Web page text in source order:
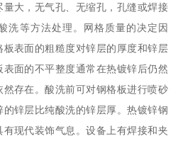
大，无气孔、无缩孔，孔缝或焊接
洗等方法处理。网格质量的决定因
表面的粗糙度对锌层的厚度和锌层
面的不平整度通常在热镀锌后仍然
存在。酸洗前可对钢格板进行喷砂
锌层比纯酸洗的锌层厚。热镀锌钢
现代装饰气息。设备上有焊接和夹